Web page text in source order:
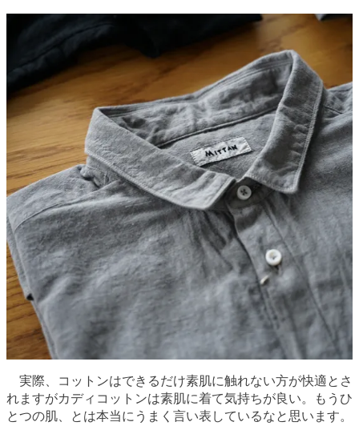
実際、コットンはできるだけ素肌に触れない方が快適とさ
れますがカディコットンは素肌に着て気持ちが良い。もうひ
とつの肌、とは本当にうまく言い表しているなと思います。